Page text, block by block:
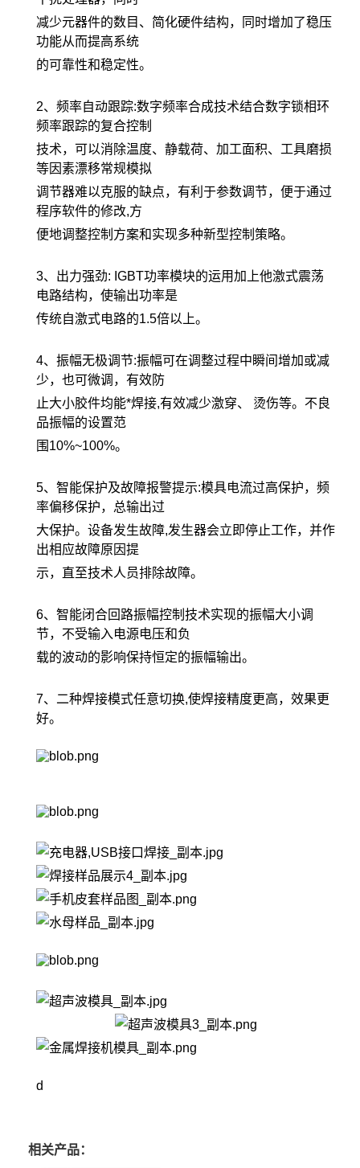
减少元器件的数目、简化硬件结构，同时增加了稳压
功能从而提高系统
的可靠性和稳定性。
2、频率自动跟踪:数字频率合成技术结合数字锁相环
频率跟踪的复合控制
技术，可以消除温度、静载荷、加工面积、工具磨损
等因素漂移常规模拟
调节器难以克服的缺点，有利于参数调节，便于通过
程序软件的修改,方
便地调整控制方案和实现多种新型控制策略。
3、出力强劲: IGBT功率模块的运用加上他激式震荡
电路结构，使输出功率是
传统自激式电路的1.5倍以上。
4、振幅无极调节:振幅可在调整过程中瞬间增加或减
少，也可微调，有效防
止大小胶件均能*焊接,有效减少激穿、 烫伤等。不良
品振幅的设置范
围10%~100%。
5、智能保护及故障报警提示:模具电流过高保护，频
率偏移保护，总输出过
大保护。设备发生故障,发生器会立即停止工作，并作
出相应故障原因提
示，直至技术人员排除故障。
6、智能闭合回路振幅控制技术实现的振幅大小调
节，不受输入电源电压和负
载的波动的影响保持恒定的振幅输出。
7、二种焊接模式任意切换,使焊接精度更高，效果更
好。
d
相关产品：